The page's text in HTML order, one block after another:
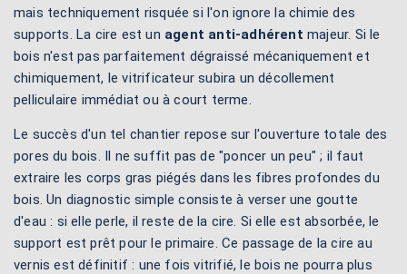
mais techniquement risquée si l'on ignore la chimie des
supports. La cire est un agent anti-adhérent majeur. Si le
bois n'est pas parfaitement dégraissé mécaniquement et
chimiquement, le vitrificateur subira un décollement
pelliculaire immédiat ou à court terme.
Le succès d'un tel chantier repose sur l'ouverture totale des
pores du bois. Il ne suffit pas de "poncer un peu" ; il faut
extraire les corps gras piégés dans les fibres profondes du
bois. Un diagnostic simple consiste à verser une goutte
d'eau : si elle perle, il reste de la cire. Si elle est absorbée, le
support est prêt pour le primaire. Ce passage de la cire au
vernis est définitif : une fois vitrifié, le bois ne pourra plus